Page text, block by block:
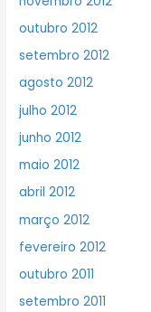
outubro 2012
setembro 2012
agosto 2012
julho 2012
junho 2012
maio 2012
abril 2012
março 2012
fevereiro 2012
outubro 2011
setembro 2011